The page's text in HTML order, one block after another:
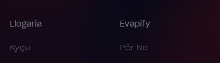
Llogaria
Kyçu
Evapify
Për Ne